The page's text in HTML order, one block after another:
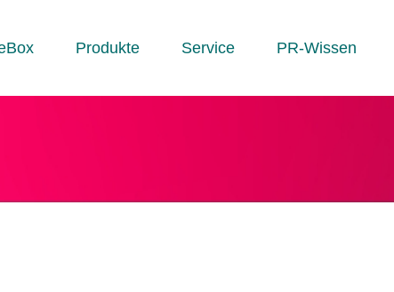
Produkte Service PR-Wissen